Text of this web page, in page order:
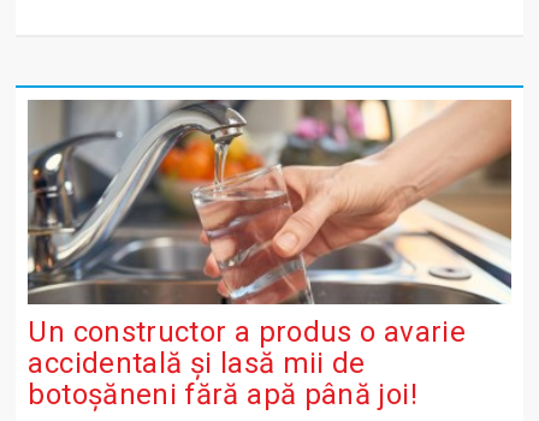
Un constructor a produs o avarie
accidentală și lasă mii de
botoșăneni fără apă până joi!